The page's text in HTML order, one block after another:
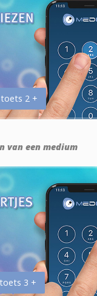
2 +
van een medium
3 +